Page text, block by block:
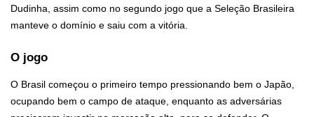
Dudinha, assim como no segundo jogo que a Seleção Brasileira
manteve o domínio e saiu com a vitória.
O jogo
O Brasil começou o primeiro tempo pressionando bem o Japão,
ocupando bem o campo de ataque, enquanto as adversárias